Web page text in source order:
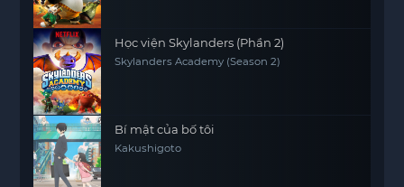
Học viện Skylanders (Phần 2)
Skylanders Academy (Season 2)
Bí mật của bố tôi
Kakushigoto